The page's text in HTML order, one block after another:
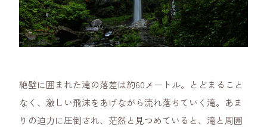
絶壁に囲まれた滝の落差は約60メートル。とどまること
なく、激しい飛沫をあげながら流れ落ちていく滝。あま
りの迫力に圧倒され、茫然と見つめていると、滝と周囲